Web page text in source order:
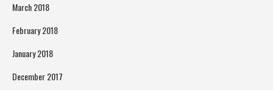
March 2018
February 2018
January 2018
December 2017